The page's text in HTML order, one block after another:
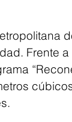
Frente a